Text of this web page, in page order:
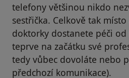
telefony většinou nikdo
sestřička. Celkově tak
doktorky dostanete péči
teprve na začátku své
tedy vůbec dovoláte nebo
předchozí komunikace).